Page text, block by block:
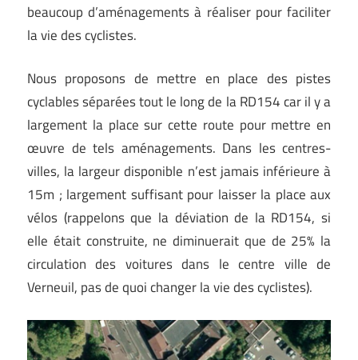
beaucoup d’aménagements à réaliser pour faciliter
la vie des cyclistes.
Nous proposons de mettre en place des pistes
cyclables séparées tout le long de la RD154 car il y a
largement la place sur cette route pour mettre en
œuvre de tels aménagements. Dans les centres-
villes, la largeur disponible n’est jamais inférieure à
15m ; largement suffisant pour laisser la place aux
vélos (rappelons que la déviation de la RD154, si
elle était construite, ne diminuerait que de 25% la
circulation des voitures dans le centre ville de
Verneuil, pas de quoi changer la vie des cyclistes).